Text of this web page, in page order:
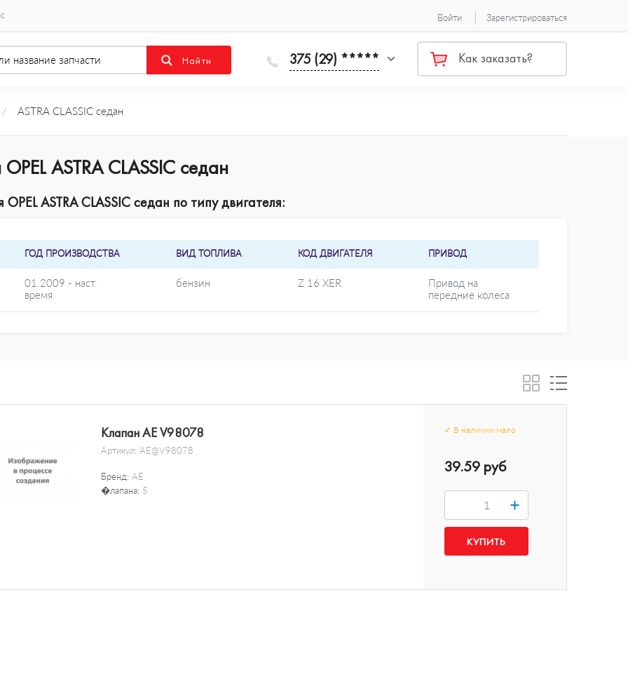
Войти Зарегистрироваться
375 (29) ***** Как заказать?
/ ASTRA CLASSIC седан
ASTRA CLASSIC седан
ASTRA CLASSIC седан по типу двигателя:
ГОД ПРОИЗВОДСТВА ВИД ТОПЛИВА КОД ДВИГАТЕЛЯ ПРИВОД
01.2009 - наст.
время
бензин Z 16 XER
Привод на
передние колеса
Клапан AE V98078
Артикул: AE@V98078
Бренд: AE
�лапана: 5
✓ В наличии мало
39.59 руб
+